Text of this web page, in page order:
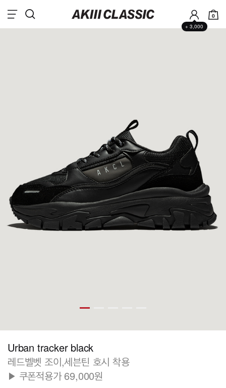
+ 3,000
0
Urban tracker black
레드벨벳 조이,세븐틴 호시 착용
▶ 쿠폰적용가 69,000원